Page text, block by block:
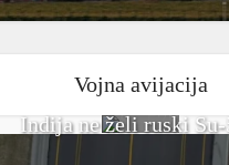
Vojna avijacija
Indija ne želi ruski Su-